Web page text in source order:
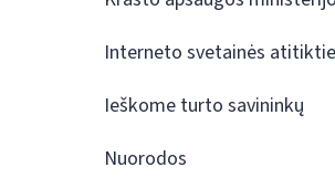
Interneto svetainės
Ieškome turto savininkų
Nuorodos